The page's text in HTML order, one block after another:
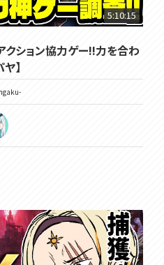
5:10:15
クション協力ゲー!!力を合わ
】